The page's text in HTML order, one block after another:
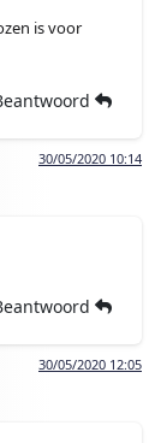
is voor
30/05/2020 10:14
30/05/2020 12:05